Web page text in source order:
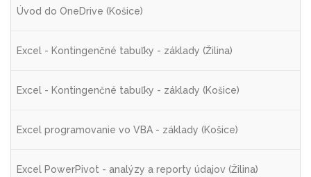
Úvod do OneDrive (Košice)
Excel - Kontingenčné tabuľky - základy (Žilina)
Excel - Kontingenčné tabuľky - základy (Košice)
Excel programovanie vo VBA - základy (Košice)
Excel PowerPivot - analýzy a reporty údajov (Žilina)